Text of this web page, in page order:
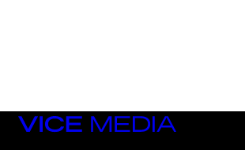
VICE
MEDIA